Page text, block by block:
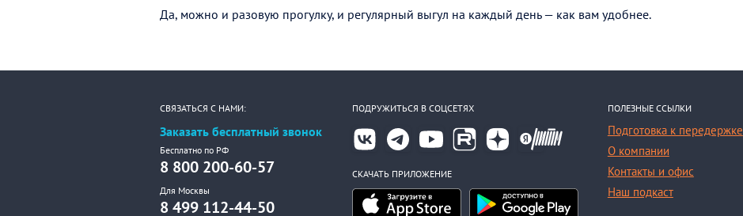
Да, можно и разовую прогулку, и регулярный выгул на каждый день — как вам удобнее.
СВЯЗАТЬСЯ С НАМИ:
Заказать бесплатный звонок
Бесплатно по РФ
8 800 200-60-57
Для Москвы
8 499 112-44-50
ПОДРУЖИТЬСЯ В СОЦСЕТЯХ
СКАЧАТЬ ПРИЛОЖЕНИЕ
ПОЛЕЗНЫЕ ССЫЛКИ
Подготовка к передержке
О компании
Контакты и офис
Наш подкаст